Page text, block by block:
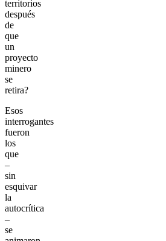
territorios
después
de
que
un
proyecto
minero
se
retira?
Esos
interrogantes
fueron
los
que
–
sin
esquivar
la
autocrítica
–
se